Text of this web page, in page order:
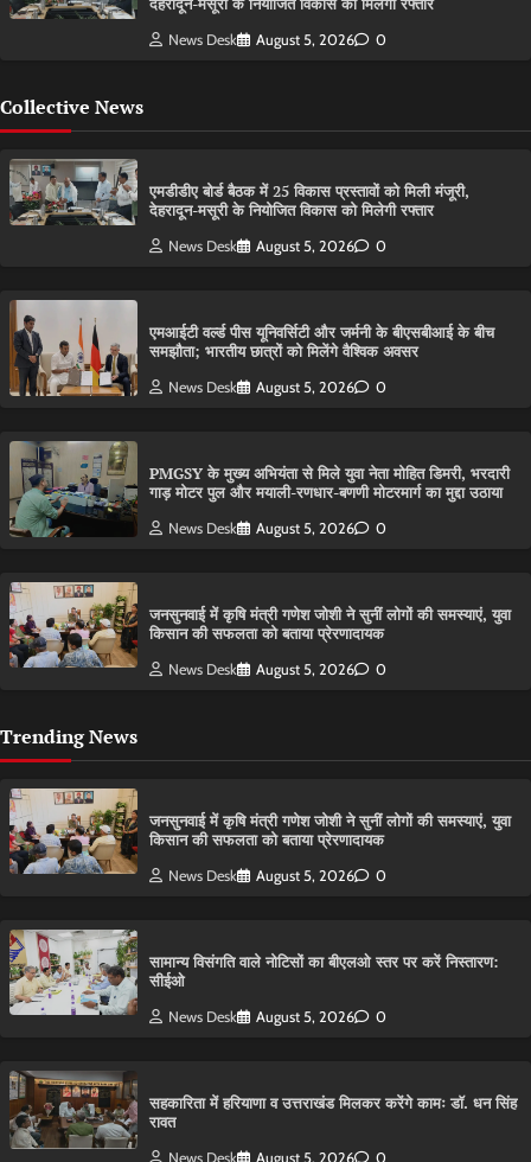
देहरादून-मसूरी के नियोजित विकास को मिलेगी रफ्तार
News Desk August 5, 2026 0
Collective News
एमडीडीए बोर्ड बैठक में 25 विकास प्रस्तावों को मिली मंजूरी,
देहरादून-मसूरी के नियोजित विकास को मिलेगी रफ्तार
News Desk August 5, 2026 0
एमआईटी वर्ल्ड पीस यूनिवर्सिटी और जर्मनी के बीएसबीआई के बीच
समझौता; भारतीय छात्रों को मिलेंगे वैश्विक अवसर
News Desk August 5, 2026 0
PMGSY के मुख्य अभियंता से मिले युवा नेता मोहित डिमरी, भरदारी
गाड़ मोटर पुल और मयाली-रणधार-बणणी मोटरमार्ग का मुद्दा उठाया
News Desk August 5, 2026 0
जनसुनवाई में कृषि मंत्री गणेश जोशी ने सुनीं लोगों की समस्याएं, युवा
किसान की सफलता को बताया प्रेरणादायक
News Desk August 5, 2026 0
Trending News
जनसुनवाई में कृषि मंत्री गणेश जोशी ने सुनीं लोगों की समस्याएं, युवा
किसान की सफलता को बताया प्रेरणादायक
News Desk August 5, 2026 0
सामान्य विसंगति वाले नोटिसों का बीएलओ स्तर पर करें निस्तारण:
सीईओ
News Desk August 5, 2026 0
सहकारिता में हरियाणा व उत्तराखंड मिलकर करेंगे कामः डाॅ. धन सिंह
रावत
News Desk August 5, 2026 0